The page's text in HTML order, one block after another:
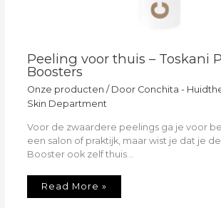
Peeling voor thuis – Toskani
Boosters
Onze producten / Door Conchita -
Skin Department
Voor de zwaardere peelings ga je voor
een salon of praktijk, maar wist je dat je de
Booster ook zelf thuis…
Read More »